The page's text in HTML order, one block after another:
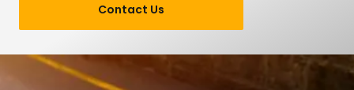
Contact Us